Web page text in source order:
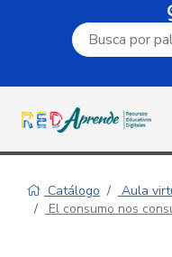
Campo de
Catálogo
Aula
El consumo nos